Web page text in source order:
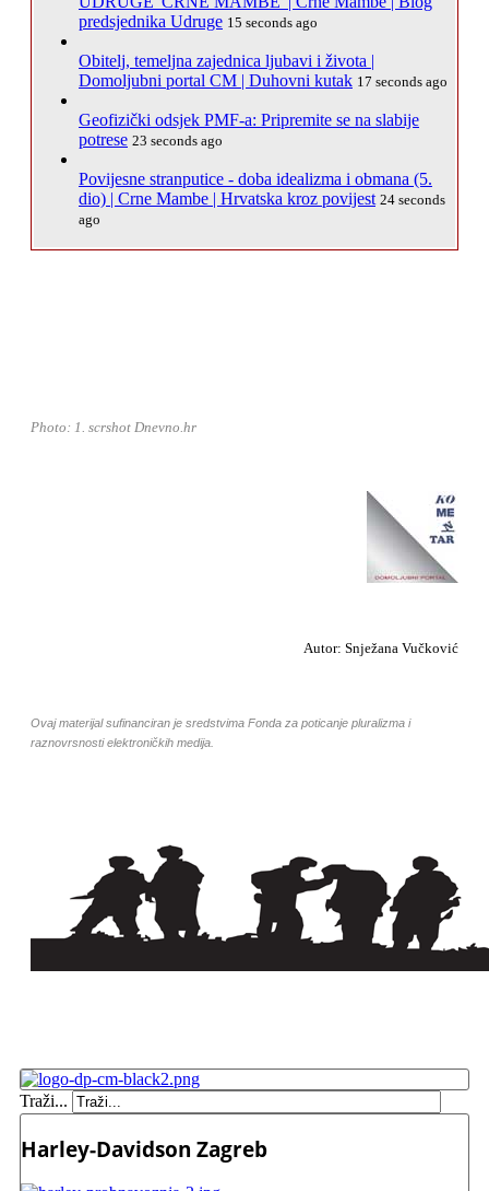
predsjednika Udruge 15 seconds ago
Obitelj, temeljna zajednica ljubavi i života |
Domoljubni portal CM | Duhovni kutak 17 seconds ago
Geofizički odsjek PMF-a: Pripremite se na slabije
potrese 23 seconds ago
Povijesne stranputice - doba idealizma i obmana (5.
dio) | Crne Mambe | Hrvatska kroz povijest 24 seconds
ago
Photo: 1. scrshot Dnevno.hr
Autor: Snježana Vučković
Ovaj materijal sufinanciran je sredstvima Fonda za poticanje pluralizma i
raznovrsnosti elektroničkih medija.
Traži...
Harley-Davidson Zagreb